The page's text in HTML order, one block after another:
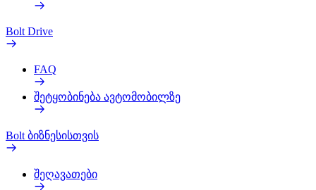
Bolt Drive
FAQ
შეტყობინება ავტომობილზე
Bolt ბიზნესისთვის
შეღავათები